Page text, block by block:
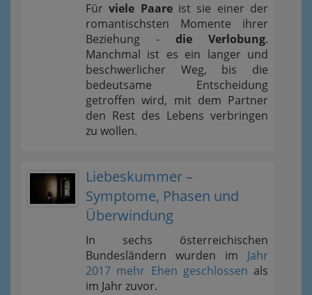
Fürviele Paareist sie einer der
romantischsten Momente ihrer
Beziehung - die Verlobung.
Manchmal ist es ein langer und
beschwerlicher Weg, bis die
bedeutsame Entscheidung
getroffen wird, mit dem Partner
den Rest des Lebens verbringen
zu wollen.
Liebeskummer –
Symptome, Phasen und
Überwindung
In sechs österreichischen
Bundesländern wurden im Jahr
2017 mehr Ehen geschlossen als
im Jahr zuvor.